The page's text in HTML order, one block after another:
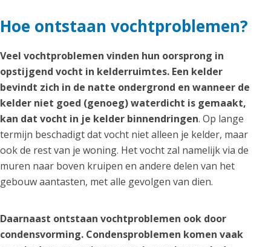
Hoe ontstaan vochtproblemen?
Veel vochtproblemen vinden hun oorsprong in
opstijgend vocht in kelderruimtes. Een kelder
bevindt zich in de natte ondergrond en wanneer de
kelder niet goed (genoeg) waterdicht is gemaakt,
kan dat vocht in je kelder binnendringen. Op lange
termijn beschadigt dat vocht niet alleen je kelder, maar
ook de rest van je woning. Het vocht zal namelijk via de
muren naar boven kruipen en andere delen van het
gebouw aantasten, met alle gevolgen van dien.
Daarnaast ontstaan vochtproblemen ook door
condensvorming. Condensproblemen komen vaak